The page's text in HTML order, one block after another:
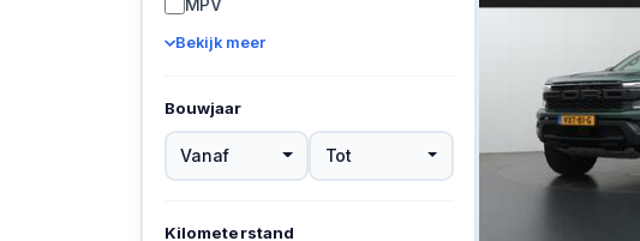
Bekijk meer
Bouwjaar
Vanaf Tot
Kilometerstand